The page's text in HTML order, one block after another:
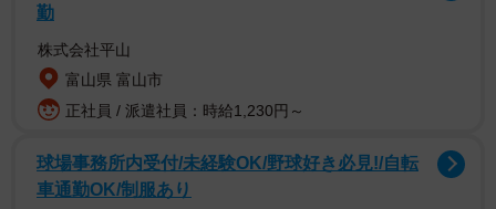
社NEXERが共同で実施した「介護職における入浴介助の負
担実態に関するアンケート」によると、介護職で働いたこ
とのある人の8割以上が「入浴介助は他の業務より身体的・
精神的な負担が大きい」と回答していることがわかりまし
この調査は、事前調査で「介護職として働いた経験があ
勤
株式会社平山
富山県 富山市
正社員 / 派遣社員：時給1,230円～
球場事務所内受付/未経験OK/野球好き必見!/自転
車通勤OK/制服あり